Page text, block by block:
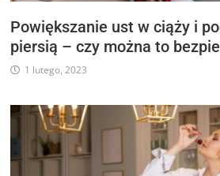
Powiększanie ust w ciąży i
piersią – czy można to
1 lutego, 2023